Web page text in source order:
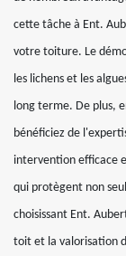
cette tâche à Ent.
votre toiture. Le
les lichens et les
long terme. De plus,
bénéficiez de
intervention efficace
qui protègent non
choisissant Ent.
toit et la valorisation